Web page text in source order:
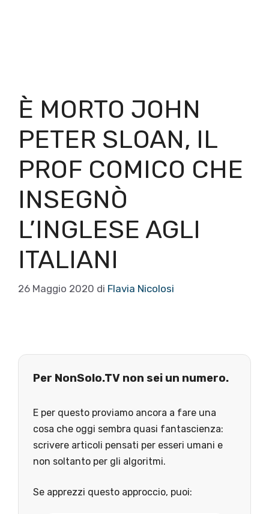
È MORTO JOHN
PETER SLOAN, IL
PROF COMICO CHE
INSEGNÒ
L’INGLESE AGLI
ITALIANI
26 Maggio 2020 di Flavia Nicolosi
Per NonSolo.TV non sei un numero.
E per questo proviamo ancora a fare una
cosa che oggi sembra quasi fantascienza:
scrivere articoli pensati per esseri umani e
non soltanto per gli algoritmi.
Se apprezzi questo approccio, puoi: